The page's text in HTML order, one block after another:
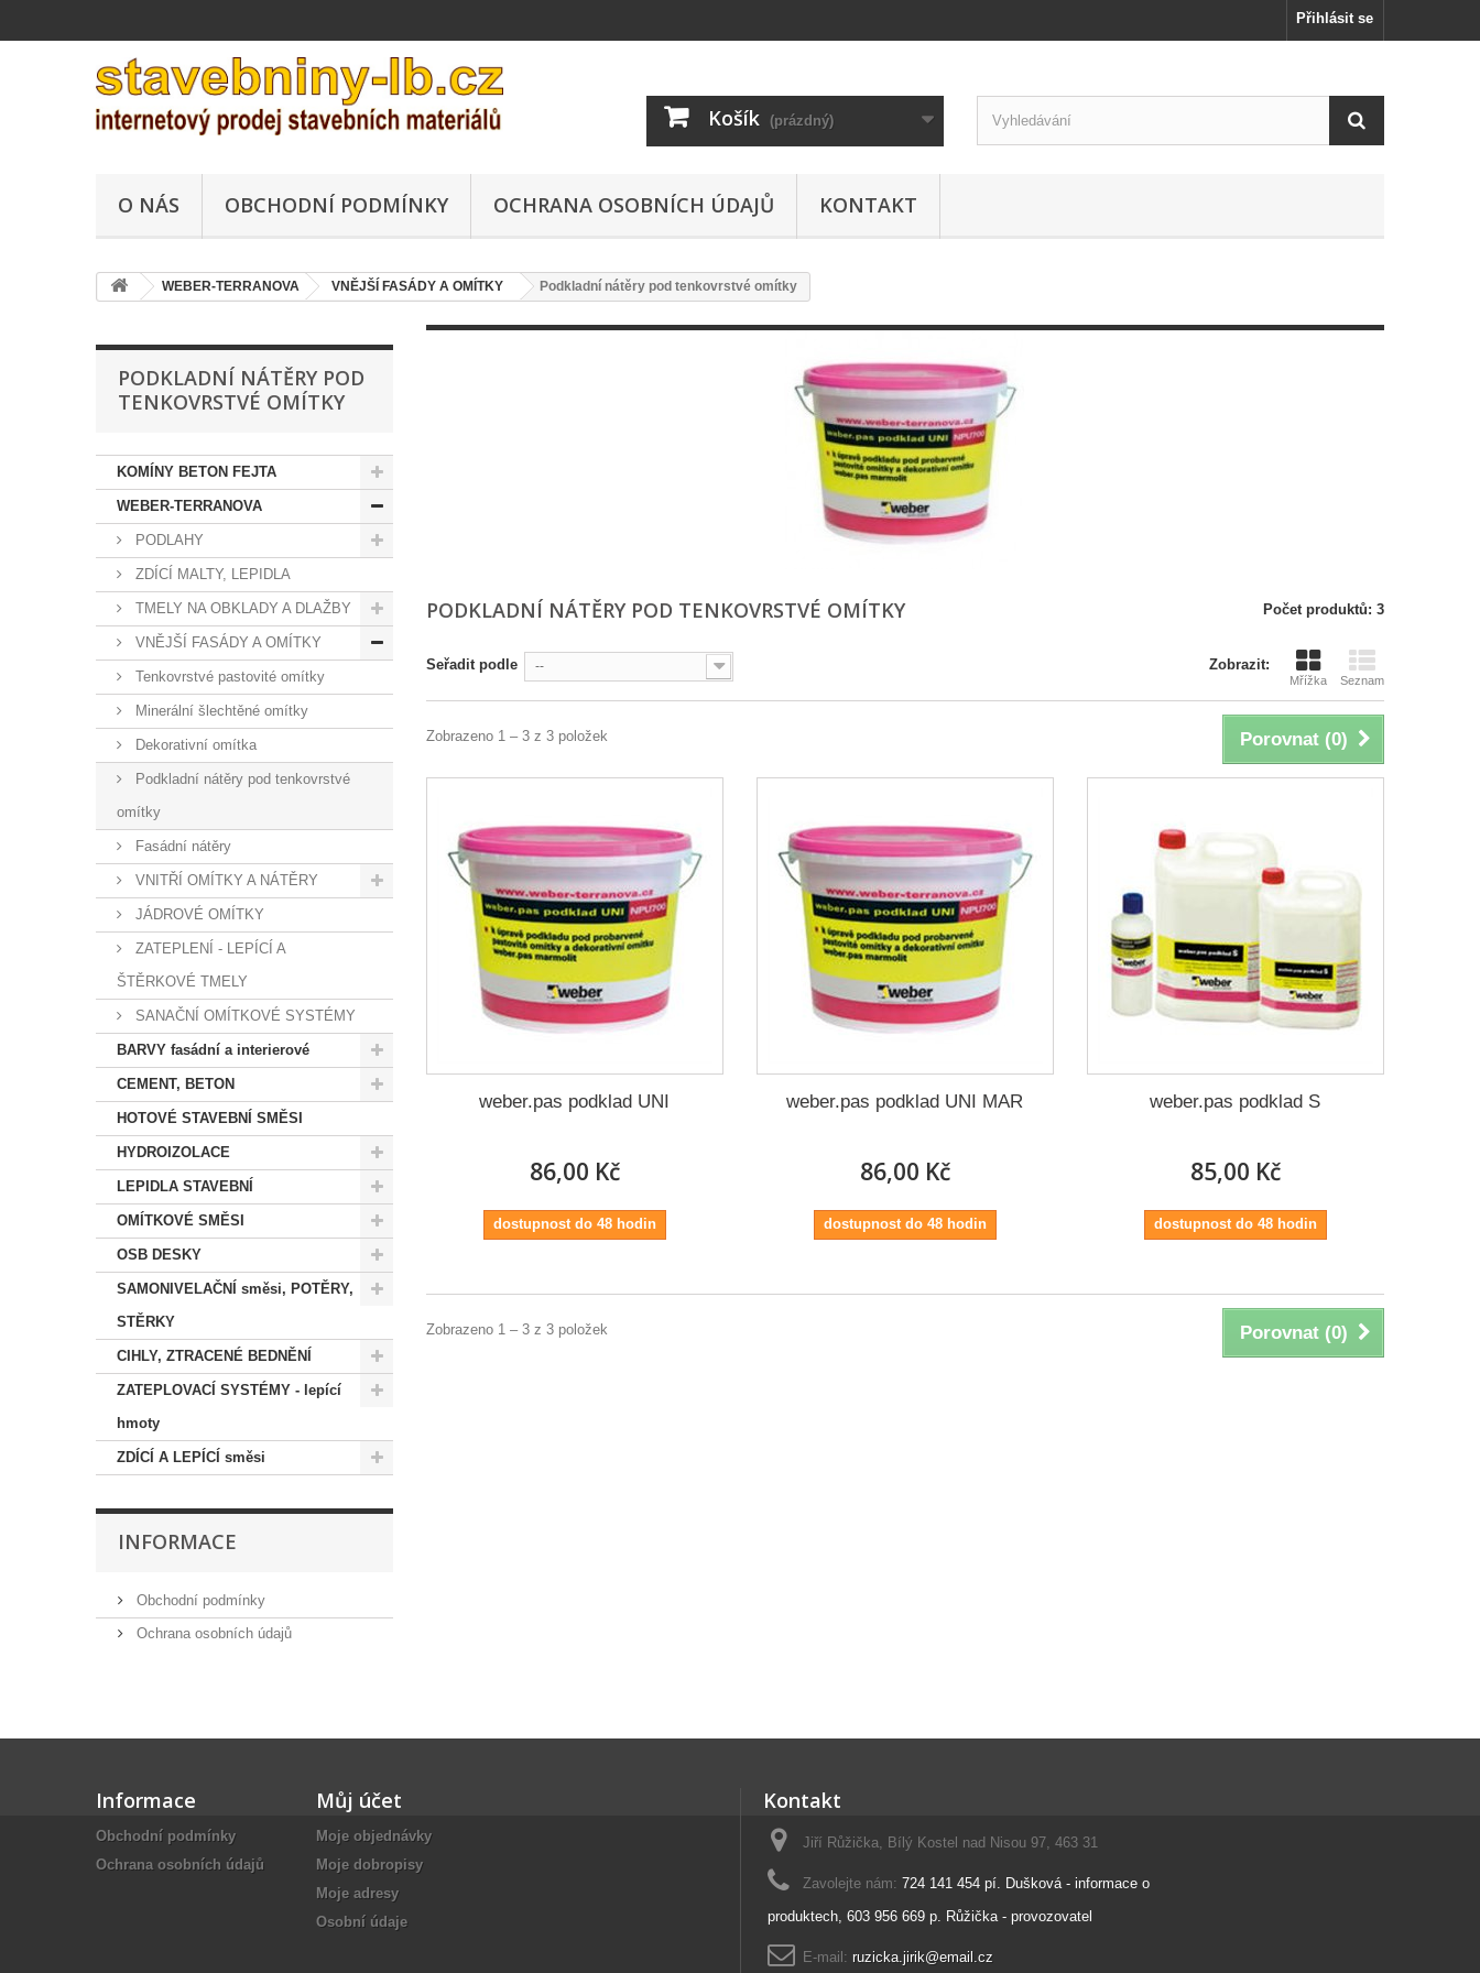
Přihlásit se
Košík (prázdný)
O NÁS OBCHODNÍ PODMÍNKY OCHRANA OSOBNÍCH ÚDAJŮ KONTAKT
WEBER-TERRANOVA VNĚJŠÍ FASÁDY A OMÍTKY Podkladní nátěry pod tenkovrstvé omítky
PODKLADNÍ NÁTĚRY POD
TENKOVRSTVÉ OMÍTKY
KOMÍNY BETON FEJTA
WEBER-TERRANOVA
PODLAHY
ZDÍCÍ MALTY, LEPIDLA
TMELY NA OBKLADY A DLAŽBY
VNĚJŠÍ FASÁDY A OMÍTKY
Tenkovrstvé pastovité omítky
Minerální šlechtěné omítky
Dekorativní omítka
Podkladní nátěry pod tenkovrstvé
omítky
Fasádní nátěry
VNITŘÍ OMÍTKY A NÁTĚRY
JÁDROVÉ OMÍTKY
ZATEPLENÍ - LEPÍCÍ A
ŠTĚRKOVÉ TMELY
SANAČNÍ OMÍTKOVÉ SYSTÉMY
BARVY fasádní a interierové
CEMENT, BETON
HOTOVÉ STAVEBNÍ SMĚSI
HYDROIZOLACE
LEPIDLA STAVEBNÍ
OMÍTKOVÉ SMĚSI
OSB DESKY
SAMONIVELAČNÍ směsi, POTĚRY,
STĚRKY
CIHLY, ZTRACENÉ BEDNĚNÍ
ZATEPLOVACÍ SYSTÉMY - lepící
hmoty
ZDÍCÍ A LEPÍCÍ směsi
INFORMACE
Obchodní podmínky
Ochrana osobních údajů
PODKLADNÍ NÁTĚRY POD TENKOVRSTVÉ OMÍTKY Počet produktů: 3
Zobrazit:
Mřížka Seznam
Seřadit podle --
Porovnat (0)
Zobrazeno 1 – 3 z 3 položek
weber.pas podklad UNI
86,00 Kč
dostupnost do 48 hodin
weber.pas podklad UNI MAR
86,00 Kč
dostupnost do 48 hodin
weber.pas podklad S
85,00 Kč
dostupnost do 48 hodin
Porovnat (0)
Zobrazeno 1 – 3 z 3 položek
Informace
Obchodní podmínky
Ochrana osobních údajů
Můj účet
Moje objednávky
Moje dobropisy
Moje adresy
Osobní údaje
Kontakt
Jiří Růžička, Bílý Kostel nad Nisou 97, 463 31
Zavolejte nám: 724 141 454 pí. Dušková - informace o
produktech, 603 956 669 p. Růžička - provozovatel
E-mail: ruzicka.jirik@email.cz